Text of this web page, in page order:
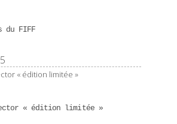
du FIFF
« édition limitée »